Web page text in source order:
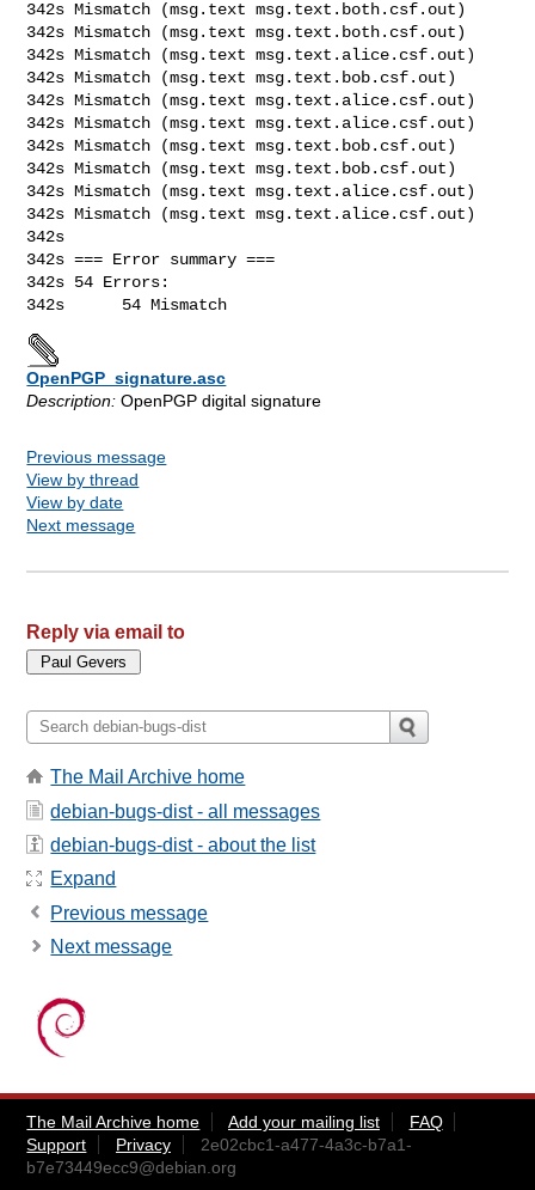
342s Mismatch (msg.text msg.text.both.csf.out)
342s Mismatch (msg.text msg.text.both.csf.out)
342s Mismatch (msg.text msg.text.alice.csf.out)
342s Mismatch (msg.text msg.text.bob.csf.out)
342s Mismatch (msg.text msg.text.alice.csf.out)
342s Mismatch (msg.text msg.text.alice.csf.out)
342s Mismatch (msg.text msg.text.bob.csf.out)
342s Mismatch (msg.text msg.text.bob.csf.out)
342s Mismatch (msg.text msg.text.alice.csf.out)
342s Mismatch (msg.text msg.text.alice.csf.out)
342s
342s === Error summary ===
342s 54 Errors:
OpenPGP_signature.asc
Description: OpenPGP digital signature
Previous message
View by thread
View by date
Next message
Reply via email to
The Mail Archive home
debian-bugs-dist - all messages
debian-bugs-dist - about the list
Expand
Previous message
Next message
The Mail Archive home Add your mailing list
FAQ
Support
Privacy
2e02cbc1-a477-4a3c-b7a1-
b7e73449ecc9@debian.org